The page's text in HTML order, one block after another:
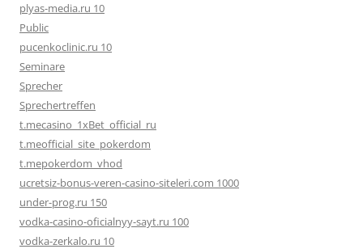
plyas-media.ru 10
Public
pucenkoclinic.ru 10
Seminare
Sprecher
Sprechertreffen
t.mecasino_1xBet_official_ru
t.meofficial_site_pokerdom
t.mepokerdom_vhod
ucretsiz-bonus-veren-casino-siteleri.com 1000
under-prog.ru 150
vodka-casino-oficialnyy-sayt.ru 100
vodka-zerkalo.ru 10